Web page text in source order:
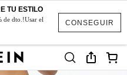
CONSEGUIR
TU ESTILO
de dto.!Usar el